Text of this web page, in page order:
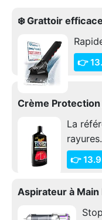
❄️ Grattoir
👉
Crème
La
rayures.
👉
Aspirateur à Main